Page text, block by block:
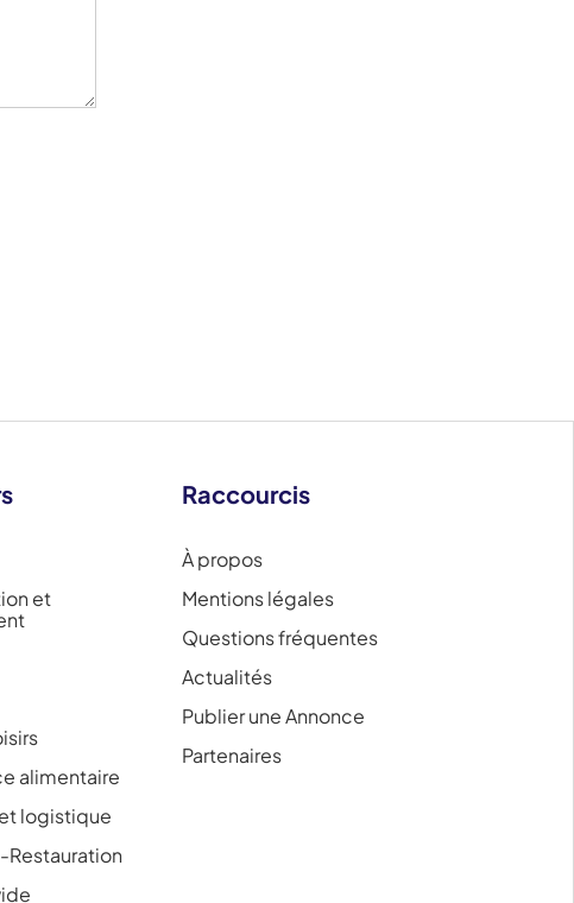
et
alimentaire
logistique
Raccourcis
À propos
Mentions légales
Questions fréquentes
Actualités
Publier une Annonce
Partenaires